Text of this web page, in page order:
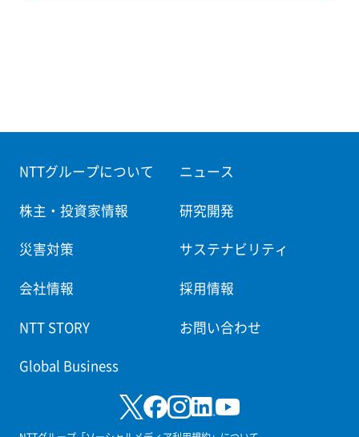
NTTグループについて ニュース
株主・投資家情報 研究開発
災害対策 サステナビリティ
会社情報 採用情報
NTT STORY お問い合わせ
Global Business